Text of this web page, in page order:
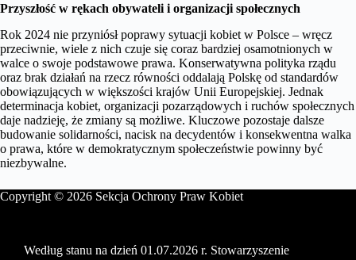
Przyszłość w rękach obywateli i organizacji społecznych
Rok 2024 nie przyniósł poprawy sytuacji kobiet w Polsce – wręcz
przeciwnie, wiele z nich czuje się coraz bardziej osamotnionych w
walce o swoje podstawowe prawa. Konserwatywna polityka rządu
oraz brak działań na rzecz równości oddalają Polskę od standardów
obowiązujących w większości krajów Unii Europejskiej. Jednak
determinacja kobiet, organizacji pozarządowych i ruchów społecznych
daje nadzieję, że zmiany są możliwe. Kluczowe pozostaje dalsze
budowanie solidarności, nacisk na decydentów i konsekwentna walka
o prawa, które w demokratycznym społeczeństwie powinny być
niezbywalne.
Copyright © 2026 Sekcja Ochrony Praw Kobiet
Według stanu na dzień 01.07.2026 r. Stowarzyszenie